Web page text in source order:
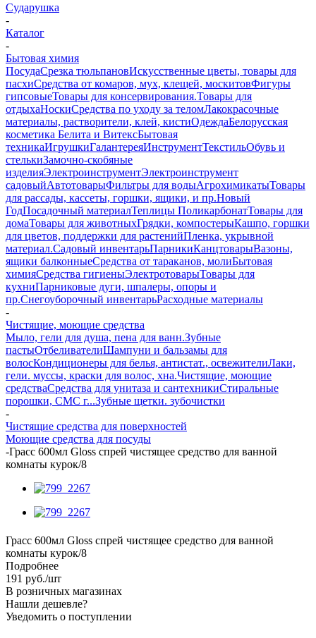
Сударушка
-
Каталог
-
Бытовая химия
ПосудаСрезка тюльпановИскусственные цветы, товары для
пасхиСредства от комаров, мух, клещей, москитовФигуры
гипсовыеТовары для консервирования.Товары для
отдыхаНоскиСредства по уходу за теломЛакокрасочные
материалы, растворители, клей, кистиОдеждаБелорусская
косметика Белита и ВитексБытовая
техникаИгрушкиГалантереяИнструментТекстильОбувь и
стелькиЗамочно-скобяные
изделияЭлектроинструментЭлектроинструмент
садовыйАвтотоварыФильтры для водыАгрохимикатыТовары
для рассады, кассеты, горшки, ящики, и пр.Новый
ГодПосадочный материалТеплицы ПоликарбонатТовары для
домаТовары для животныхГрядки, компостерыКашпо, горшки
для цветов, поддержки для растенийПленка, укрывной
материал.Садовый инвентарьПарникиКанцтоварыВазоны,
ящики балконныеСредства от тараканов, молиБытовая
химияСредства гигиеныЭлектротоварыТовары для
кухниПарниковые дуги, шпалеры, опоры и
пр.Снегоуборочный инвентарьРасходные материалы
-
Чистящие, моющие средства
Мыло, гели для душа, пена для ванн.Зубные
пастыОтбеливателиШампуни и бальзамы для
волосКондиционеры для белья, антистат., освежителиЛаки,
гели. муссы, краски для волос, хна.Чистящие, моющие
средстваСредства для унитаза и сантехникиСтиральные
порошки, СМС г...Зубные щетки. зубочистки
-
Чистящие средства для поверхностей
Моющие средства для посуды
-Грасс 600мл Gloss спрей чистящее средство для ванной
комнаты курок/8
Грасс 600мл Gloss спрей чистящее средство для ванной
комнаты курок/8
Подробнее
191 руб./шт
В розничных магазинах
Нашли дешевле?
Уведомить о поступлении